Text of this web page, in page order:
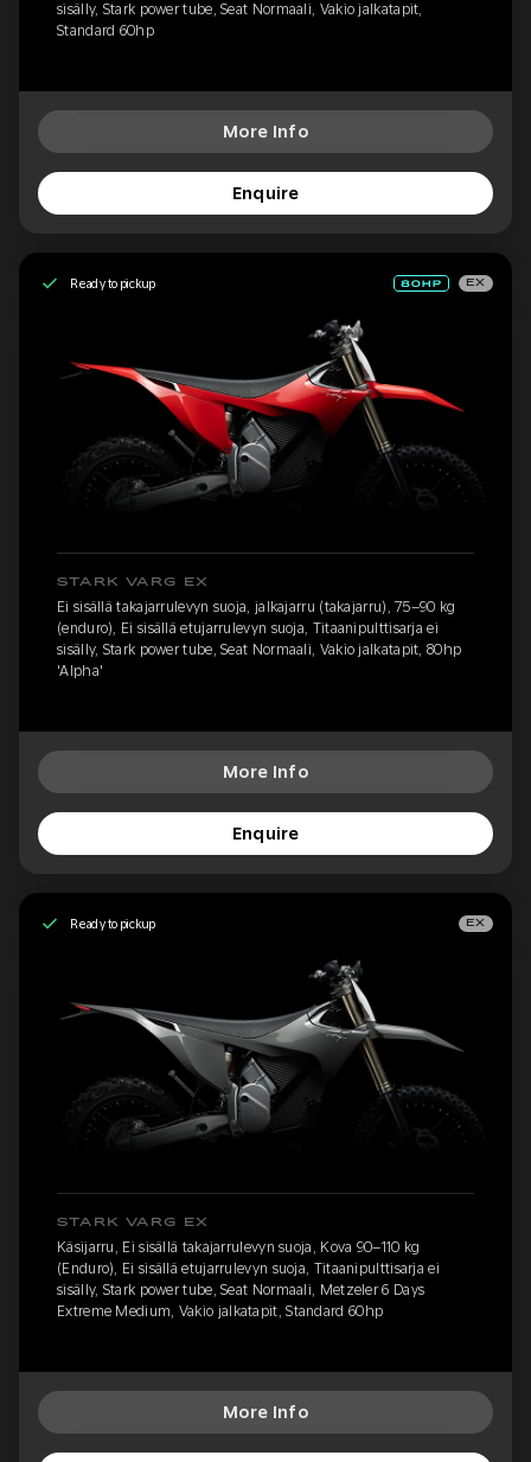
sisälly, Stark power tube, Seat Normaali, Vakio jalkatapit,
Standard 60hp
More Info
Enquire
Ready to pickup EX
STARK VARG EX
Ei sisällä takajarrulevyn suoja, jalkajarru (takajarru), 75–90 kg
(enduro), Ei sisällä etujarrulevyn suoja, Titaanipulttisarja ei
sisälly, Stark power tube, Seat Normaali, Vakio jalkatapit, 80hp
'Alpha'
More Info
Enquire
Ready to pickup EX
STARK VARG EX
Käsijarru, Ei sisällä takajarrulevyn suoja, Kova 90–110 kg
(Enduro), Ei sisällä etujarrulevyn suoja, Titaanipulttisarja ei
sisälly, Stark power tube, Seat Normaali, Metzeler 6 Days
Extreme Medium, Vakio jalkatapit, Standard 60hp
More Info